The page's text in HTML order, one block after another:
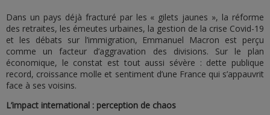
Dans un pays déjà fracturé par les « gilets jaunes », la réforme
des retraites, les émeutes urbaines, la gestion de la crise Covid-19
et les débats sur l’immigration, Emmanuel Macron est perçu
comme un facteur d’aggravation des divisions. Sur le plan
économique, le constat est tout aussi sévère : dette publique
record, croissance molle et sentiment d’une France qui s’appauvrit
face à ses voisins.
L’impact international : perception de chaos